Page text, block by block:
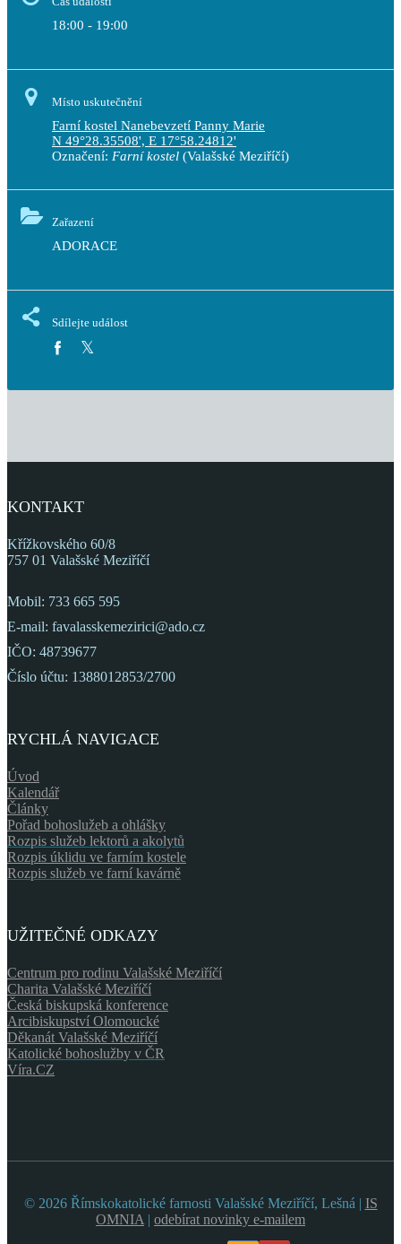
18:00 - 19:00
Místo uskutečnění
Farní kostel Nanebevzetí Panny Marie
N 49°28.35508', E 17°58.24812'
Označení: Farní kostel (Valašské Meziříčí)
Zařazení
ADORACE
Sdílejte událost
KONTAKT
Křížkovského 60/8
757 01 Valašské Meziříčí
Mobil: 733 665 595
E-mail: favalasskemezirici@ado.cz
IČO: 48739677
Číslo účtu: 1388012853/2700
RYCHLÁ NAVIGACE
Úvod
Kalendář
Články
Pořad bohoslužeb a ohlášky
Rozpis služeb lektorů a akolytů
Rozpis úklidu ve farním kostele
Rozpis služeb ve farní kavárně
UŽITEČNÉ ODKAZY
Centrum pro rodinu Valašské Meziříčí
Charita Valašské Meziříčí
Česká biskupská konference
Arcibiskupství Olomoucké
Děkanát Valašské Meziříčí
Katolické bohoslužby v ČR
Víra.CZ
© 2026 Římskokatolické farnosti Valašské Meziříčí, Lešná | IS
OMNIA | odebírat novinky e-mailem